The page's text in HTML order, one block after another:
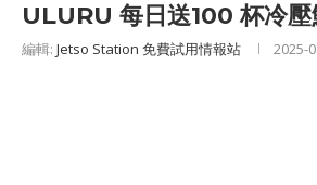
ULURU 每日送100 杯冷壓
編輯: Jetso Station 免費試用情報站 2025-